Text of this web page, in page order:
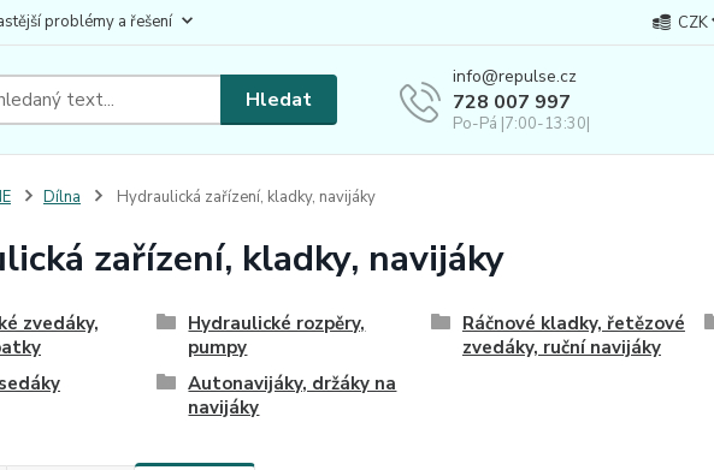
problémy a řešení CZK
Hledat
info@repulse.cz
728 007 997
Po-Pá |7:00-13:30|
Dílna Hydraulická zařízení, kladky, navijáky
zařízení, kladky, navijáky
zvedáky,
Hydraulické rozpěry,
pumpy
Ráčnové kladky, řetězové
zvedáky, ruční navijáky
Autonavijáky, držáky na
navijáky